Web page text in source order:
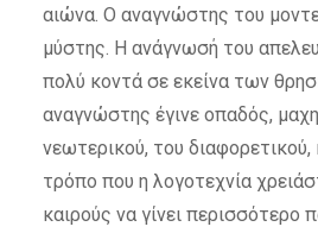
αιώνα. Ο αναγνώστης του
μύστης. Η ανάγνωσή του
πολύ κοντά σε εκείνα των
αναγνώστης έγινε οπαδός,
νεωτερικού, του διαφορετικού,
τρόπο που η λογοτεχνία
καιρούς να γίνει περισσότερο